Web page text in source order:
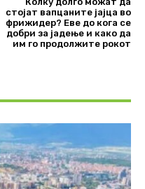
стојат вапцаните јајца во
фрижидер? Еве до кога се
добри за јадење и како да
им го продолжите рокот